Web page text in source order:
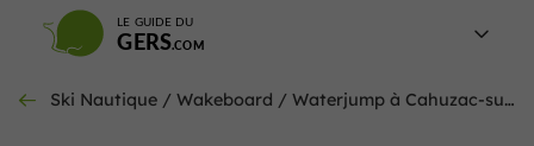
LE GUIDE DU
GERS
Ski Nautique / Wakeboard / Waterjump à Cahuzac-sur-Adour